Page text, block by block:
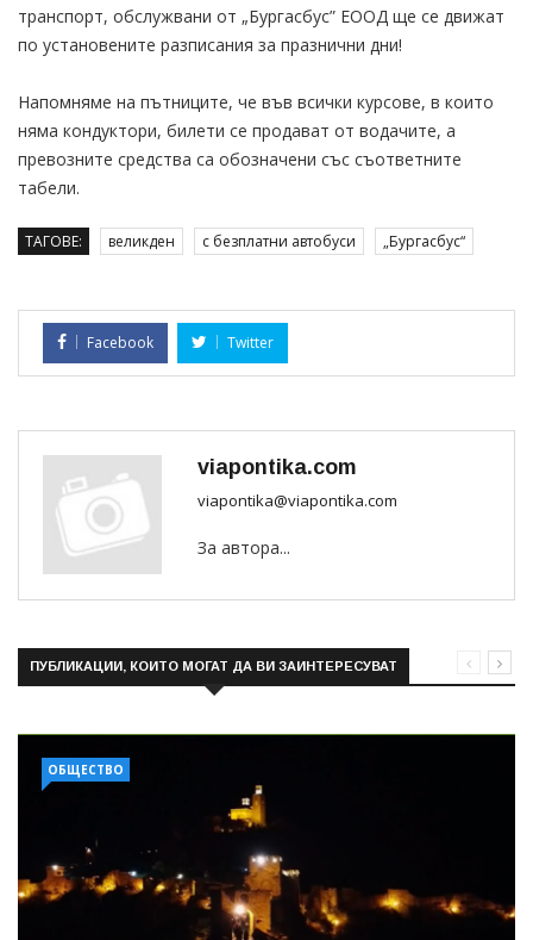
транспорт, обслужвани от „Бургасбус” ЕООД ще се движат
по установените разписания за празнични дни!
Напомняме на пътниците, че във всички курсове, в които
няма кондуктори, билети се продават от водачите, а
превозните средства са обозначени със съответните
табели.
ТАГОВЕ: великден с безплатни автобуси „Бургасбус“
Facebook Twitter
viapontika.com
viapontika@viapontika.com
За автора...
ПУБЛИКАЦИИ, КОИТО МОГАТ ДА ВИ ЗАИНТЕРЕСУВАТ
ОБЩЕСТВО